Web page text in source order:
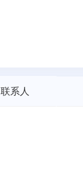
联系人